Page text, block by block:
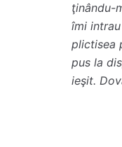
ţinându-
îmi
plictisea
pus la
ieşit.